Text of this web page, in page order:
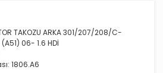
TAKOZU ARKA 301/207/208/C-
06- 1.6 HDİ
1806.A6